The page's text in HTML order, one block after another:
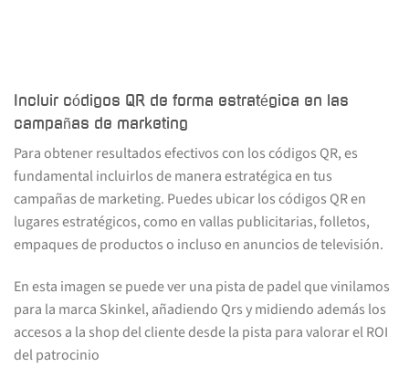
Incluir códigos QR de forma estratégica en las
campañas de marketing
Para obtener resultados efectivos con los códigos QR, es
fundamental incluirlos de manera estratégica en tus
campañas de marketing. Puedes ubicar los códigos QR en
lugares estratégicos, como en vallas publicitarias, folletos,
empaques de productos o incluso en anuncios de televisión.
En esta imagen se puede ver una pista de padel que vinilamos
para la marca Skinkel, añadiendo Qrs y midiendo además los
accesos a la shop del cliente desde la pista para valorar el ROI
del patrocinio